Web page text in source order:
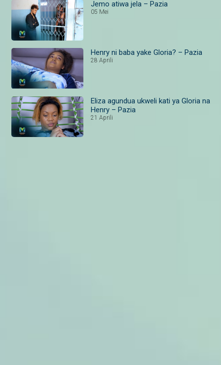
Jemo atiwa jela – Pazia
05 Mei
Henry ni baba yake Gloria? – Pazia
28 Aprili
Eliza agundua ukweli kati ya Gloria na
Henry – Pazia
21 Aprili